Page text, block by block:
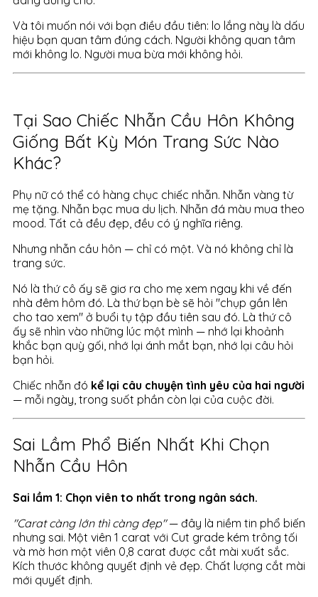
Và tôi muốn nói với bạn điều đầu tiên: lo lắng này là dấu
hiệu bạn quan tâm đúng cách. Người không quan tâm
mới không lo. Người mua bừa mới không hỏi.
Tại Sao Chiếc Nhẫn Cầu Hôn Không
Giống Bất Kỳ Món Trang Sức Nào
Khác?
Phụ nữ có thể có hàng chục chiếc nhẫn. Nhẫn vàng từ
mẹ tặng. Nhẫn bạc mua du lịch. Nhẫn đá màu mua theo
mood. Tất cả đều đẹp, đều có ý nghĩa riêng.
Nhưng nhẫn cầu hôn — chỉ có một. Và nó không chỉ là
trang sức.
Nó là thứ cô ấy sẽ giơ ra cho mẹ xem ngay khi về đến
nhà đêm hôm đó. Là thứ bạn bè sẽ hỏi "chụp gần lên
cho tao xem" ở buổi tụ tập đầu tiên sau đó. Là thứ cô
ấy sẽ nhìn vào những lúc một mình — nhớ lại khoảnh
khắc bạn quỳ gối, nhớ lại ánh mắt bạn, nhớ lại câu hỏi
bạn hỏi.
Chiếc nhẫn đó kể lại câu chuyện tình yêu của hai người
— mỗi ngày, trong suốt phần còn lại của cuộc đời.
Sai Lầm Phổ Biến Nhất Khi Chọn
Nhẫn Cầu Hôn
Sai lầm 1: Chọn viên to nhất trong ngân sách.
"Carat càng lớn thì càng đẹp"— đây là niềm tin phổ biến
nhưng sai. Một viên 1 carat với Cut grade kém trông tối
và mờ hơn một viên 0,8 carat được cắt mài xuất sắc.
Kích thước không quyết định vẻ đẹp. Chất lượng cắt mài
mới quyết định.